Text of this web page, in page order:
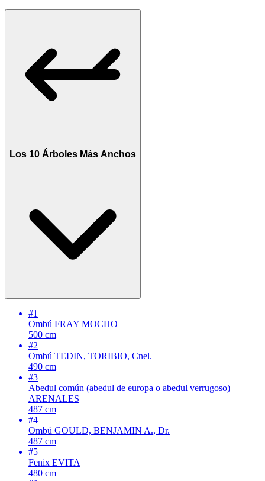
Los 10 Árboles Más Anchos
#1
Ombú FRAY MOCHO
500 cm
#2
Ombú TEDIN, TORIBIO, Cnel.
490 cm
#3
Abedul común (abedul de europa o abedul verrugoso)
ARENALES
487 cm
#4
Ombú GOULD, BENJAMIN A., Dr.
487 cm
#5
Fenix EVITA
480 cm